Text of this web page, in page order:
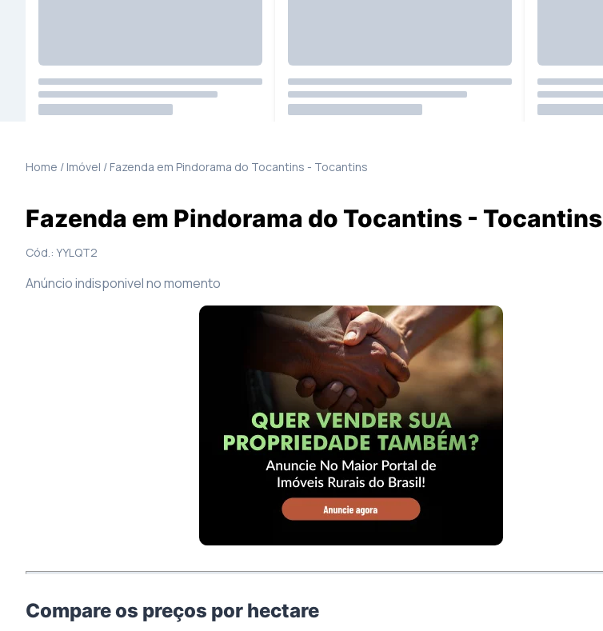
Home / Imóvel / Fazenda em Pindorama do Tocantins - Tocantins
Fazenda em Pindorama do Tocantins - Tocantins
Cód.: YYLQT2
Anúncio indisponivel no momento
Compare os preços por hectare